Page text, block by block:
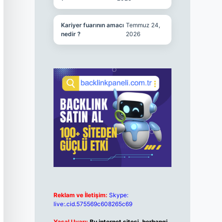
Kariyer fuarının amacı
nedir ?
Temmuz 24,
2026
Reklam ve İletişim: Skype:
live:.cid.575569c608265c69